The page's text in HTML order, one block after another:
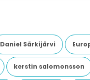
Daniel Särkijärvi
kerstin salomonsson